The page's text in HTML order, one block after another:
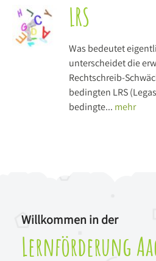
LRS
Was bedeutet
unterscheidet die
Rechtschreib-
bedingten LRS
bedingte... mehr
Willkommen in der
Lernförderung